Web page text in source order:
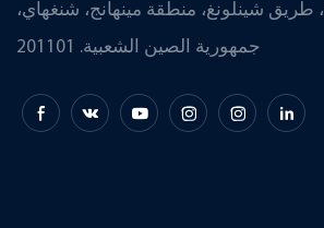
1333، طريق شينلونغ، منطقة مينهانج، شنغهاي،
جمهورية الصين الشعبية. 201101